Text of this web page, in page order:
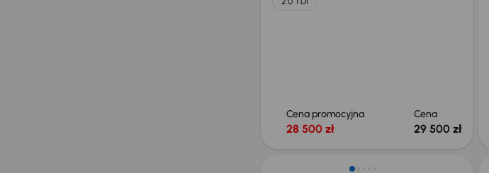
Cena promocyjna
28 500 zł
Cena
29 500 zł
Taniej o 1 000 zł